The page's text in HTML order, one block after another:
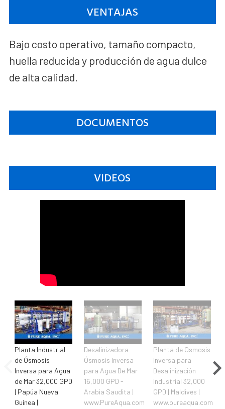
VENTAJAS
Bajo costo operativo, tamaño compacto,
huella reducida y producción de agua dulce
de alta calidad.
DOCUMENTOS
VIDEOS
Planta Industrial
de Ósmosis
Inversa para Agua
de Mar 32,000 GPD
| Papúa Nueva
Guinea |
Desalinizadora
Ósmosis Inversa
para Agua De Mar
16,000 GPD -
Arabia Saudita |
www.PureAqua.com
Planta de Osmosis
Inversa para
Desalinización
Industrial 32,000
GPD | Maldives |
www.pureaqua.com